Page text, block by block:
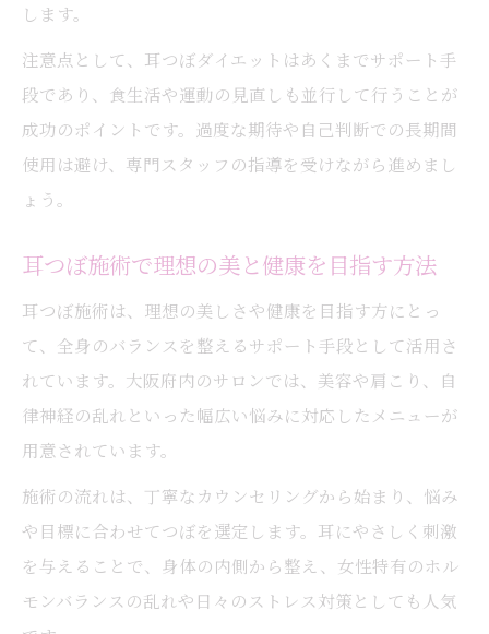
自律神経ケアに耳つぼが注目される理由
耳つぼ施術のリスクと正しい知識を解説
します。
注意点として、耳つぼダイエットはあくまでサポート手
段であり、食生活や運動の見直しも並行して行うことが
成功のポイントです。過度な期待や自己判断での長期間
使用は避け、専門スタッフの指導を受けながら進めまし
ょう。
耳つぼ施術で理想の美と健康を目指す方法
耳つぼ施術は、理想の美しさや健康を目指す方にとっ
て、全身のバランスを整えるサポート手段として活用さ
れています。大阪府内のサロンでは、美容や肩こり、自
律神経の乱れといった幅広い悩みに対応したメニューが
用意されています。
施術の流れは、丁寧なカウンセリングから始まり、悩み
や目標に合わせてつぼを選定します。耳にやさしく刺激
を与えることで、身体の内側から整え、女性特有のホル
モンバランスの乱れや日々のストレス対策としても人気